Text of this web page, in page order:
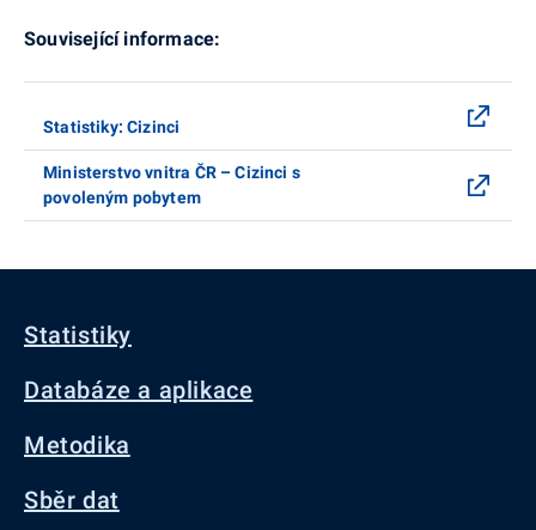
Související informace:
Statistiky: Cizinci
Ministerstvo vnitra ČR – Cizinci s
povoleným pobytem
Statistiky
Databáze a aplikace
Metodika
Sběr dat